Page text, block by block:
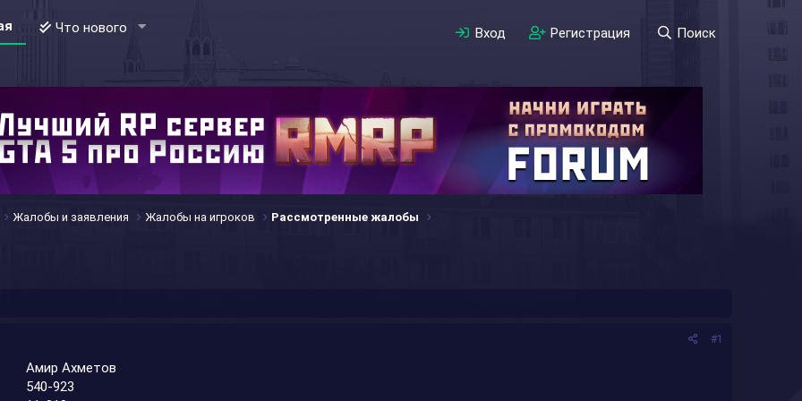
Что нового Вход Регистрация Поиск
Жалобы и заявления Жалобы на игроков Рассмотренные жалобы
#1
Амир Ахметов
540-923